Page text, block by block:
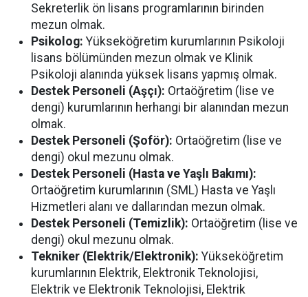
Sekreterlik ön lisans programlarının birinden
mezun olmak.
Psikolog: Yükseköğretim kurumlarının Psikoloji
lisans bölümünden mezun olmak ve Klinik
Psikoloji alanında yüksek lisans yapmış olmak.
Destek Personeli (Aşçı): Ortaöğretim (lise ve
dengi) kurumlarının herhangi bir alanından mezun
olmak.
Destek Personeli (Şoför): Ortaöğretim (lise ve
dengi) okul mezunu olmak.
Destek Personeli (Hasta ve Yaşlı Bakımı):
Ortaöğretim kurumlarının (SML) Hasta ve Yaşlı
Hizmetleri alanı ve dallarından mezun olmak.
Destek Personeli (Temizlik): Ortaöğretim (lise ve
dengi) okul mezunu olmak.
Tekniker (Elektrik/Elektronik): Yükseköğretim
kurumlarının Elektrik, Elektronik Teknolojisi,
Elektrik ve Elektronik Teknolojisi, Elektrik